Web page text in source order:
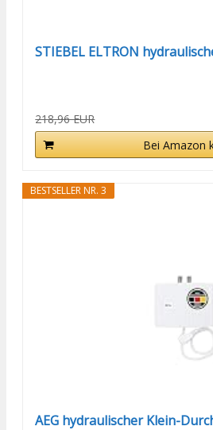
STIEBEL ELTRON
218,96 EUR
Bei Amazon
BESTSELLER NR. 3
AEG hydraulischer Klein-